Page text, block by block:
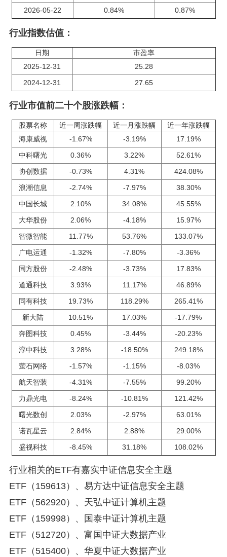
2026-05-22
0.84% 0.87%
行业指数估值：
日期
市盈率
2025-12-31
25.28
2024-12-31
27.65
行业市值前二十个股涨跌幅：
股票名称 近一周涨跌幅 近一月涨跌幅
近一年涨跌幅
海康威视
-1.67% -3.19%
17.19%
中科曙光
0.36% 3.22%
52.61%
协创数据
-0.73% 4.31%
424.08%
浪潮信息
-2.74% -7.97%
38.30%
中国长城
2.10% 34.08%
45.55%
大华股份
2.06% -4.18%
15.97%
智微智能
11.77% 53.76%
133.07%
广电运通
-1.32% -7.80%
-3.36%
同方股份
-2.48% -3.73%
17.83%
道通科技
3.93% 11.17%
46.89%
同有科技
19.73% 118.29%
265.41%
新大陆
10.51% 17.03%
-17.79%
奔图科技
0.45% -3.44%
-20.23%
淳中科技
3.28% -18.50%
249.18%
萤石网络
-1.57% -1.15%
-8.03%
航天智装
-4.31% -7.55%
99.20%
力鼎光电
-8.24% -10.81%
121.42%
曙光数创
2.03% -2.97%
63.01%
诺瓦星云
2.84% 2.88%
29.00%
盛视科技
-8.45% 31.18% 108.02%
行业相关的ETF有嘉实中证信息安全主题
ETF（159613）、易方达中证信息安全主题
ETF（562920）、天弘中证计算机主题
ETF（159998）、国泰中证计算机主题
ETF（512720）、富国中证大数据产业
ETF（515400）、华夏中证大数据产业